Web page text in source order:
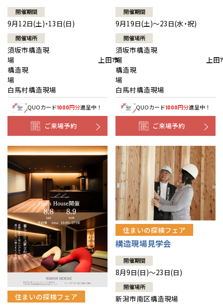
開催期間
9月12日(土)・13日(日)
開催場所
須坂市構造現
場 上田市
構造現
場
白馬村構造現場
QUOカード1000円分進呈中！
ご来場予約
開催期間
9月19日(土)～23日(水・祝)
開催場所
須坂市構造現
場 上田
構造現
白馬村構造現場
QUOカード1000円分進呈中！
ご来場予約
住まいの探検フェア
住まいの探検フェア
構造現場見学会
開催期間
8月9日(日)～23日(日)
開催場所
新潟市南区構造現場